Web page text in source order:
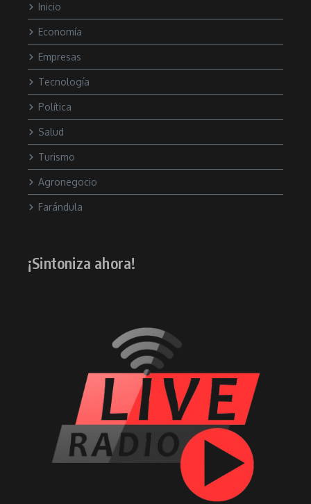
Inicio
Economía
Empresas
Tecnología
Política
Salud
Turismo
Agronegocio
Farándula
¡Sintoniza ahora!